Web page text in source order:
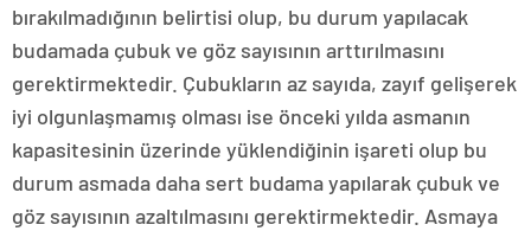
bırakılmadığının belirtisi olup, bu durum yapılacak
budamada çubuk ve göz sayısının arttırılmasını
gerektirmektedir. Çubukların az sayıda, zayıf gelişerek
iyi olgunlaşmamış olması ise önceki yılda asmanın
kapasitesinin üzerinde yüklendiğinin işareti olup bu
durum asmada daha sert budama yapılarak çubuk ve
göz sayısının azaltılmasını gerektirmektedir. Asmaya